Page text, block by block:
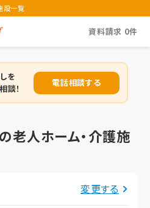
設一覧
資料請求 0件
を
相談！
電話相談する
老人ホーム・介護施
変更する